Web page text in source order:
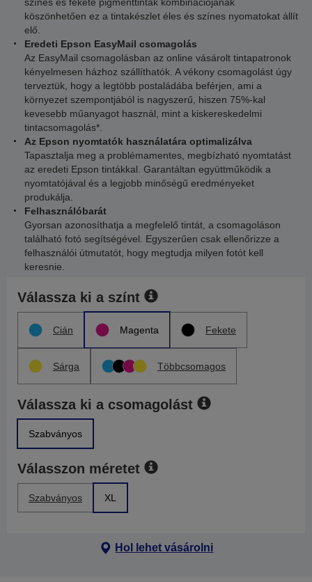
köszönhetően ez a tintakészlet éles és színes nyomatokat állít
elő.
Eredeti Epson EasyMail csomagolás
Az EasyMail csomagolásban az online vásárolt tintapatronok
kényelmesen házhoz szállíthatók. A vékony csomagolást úgy
terveztük, hogy a legtöbb postaládába beférjen, ami a
környezet szempontjából is nagyszerű, hiszen 75%-kal
kevesebb műanyagot használ, mint a kiskereskedelmi
tintacsomagolás*.
Az Epson nyomtatók használatára optimalizálva
Tapasztalja meg a problémamentes, megbízható nyomtatást
az eredeti Epson tintákkal. Garantáltan együttműködik a
nyomtatójával és a legjobb minőségű eredményeket
produkálja.
Felhasználóbarát
Gyorsan azonosíthatja a megfelelő tintát, a csomagoláson
található fotó segítségével. Egyszerűen csak ellenőrizze a
felhasználói útmutatót, hogy megtudja milyen fotót kell
keresnie.
Válassza ki a színt
Cián Magenta Fekete
Sárga Többcsomagos
Válassza ki a csomagolást
Szabványos
Válasszon méretet
Szabványos XL
Hol lehet vásárolni